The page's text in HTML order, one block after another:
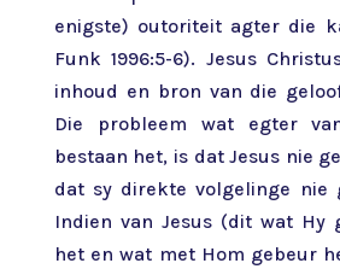
enigste) outoriteit agter die
Funk 1996:5-6). Jesus
inhoud en bron van die
Die probleem wat egter
bestaan het, is dat Jesus nie
dat sy direkte volgelinge nie
Indien van Jesus (dit wat Hy
het en wat met Hom gebeur